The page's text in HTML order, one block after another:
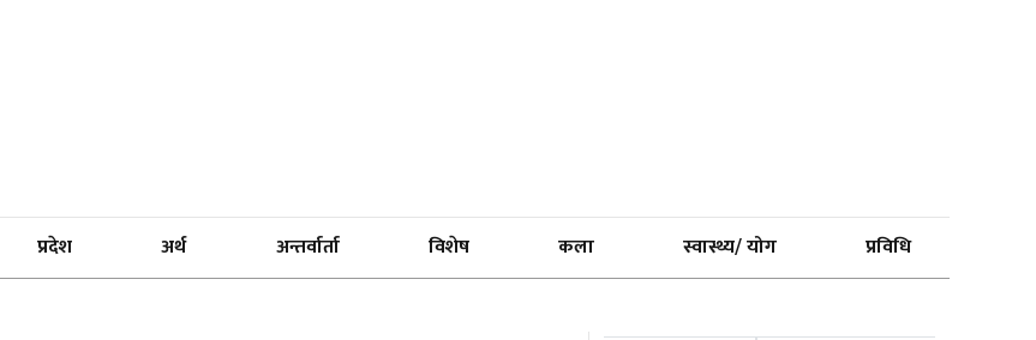
प्रदेश अर्थ अन्तर्वार्ता विशेष कला स्वास्थ्य/ योग प्रविधि